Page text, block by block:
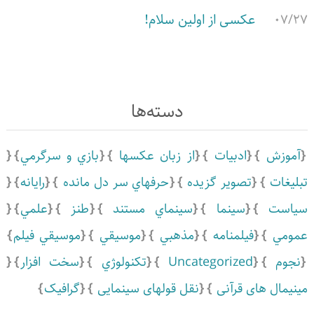
۰۷/۲۷ عکسی از اولین سلام!
دسته‌ها
آموزش ادبيات از زبان عکسها
بازي و سرگرمي
تبلیغات
تصویر گزیده حرفهاي سر دل مانده
رايانه
سياست
سينما سينماي مستند طنز
علمي
عمومي
فیلمنامه مذهبي موسيقي
موسيقي فيلم
نجوم
Uncategorized تكنولوژي
سخت افزار
مینیمال های قرآنی
نقل قولهای سینمایی گرافیک